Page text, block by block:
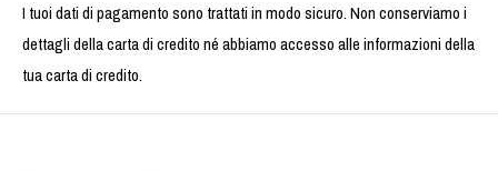
I tuoi dati di pagamento sono trattati in modo sicuro. Non conserviamo i
dettagli della carta di credito né abbiamo accesso alle informazioni della
tua carta di credito.